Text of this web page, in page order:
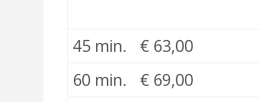
45 min.
€ 63,00
60 min.
€ 69,00